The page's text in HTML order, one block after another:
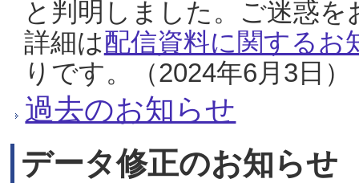
と判明しました。ご迷惑
詳細は配信資料に関するお
りです。（2024年6月3日）
過去のお知らせ
データ修正のお知らせ